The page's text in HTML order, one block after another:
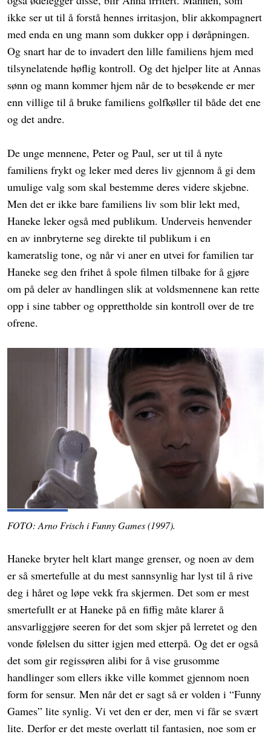
ikke ser ut til å forstå hennes irritasjon, blir akkompagnert
med enda en ung mann som dukker opp i døråpningen.
Og snart har de to invadert den lille familiens hjem med
tilsynelatende høflig kontroll. Og det hjelper lite at Annas
sønn og mann kommer hjem når de to besøkende er mer
enn villige til å bruke familiens golfkøller til både det ene
og det andre.
De unge mennene, Peter og Paul, ser ut til å nyte
familiens frykt og leker med deres liv gjennom å gi dem
umulige valg som skal bestemme deres videre skjebne.
Men det er ikke bare familiens liv som blir lekt med,
Haneke leker også med publikum. Underveis henvender
en av innbryterne seg direkte til publikum i en
kameratslig tone, og når vi aner en utvei for familien tar
Haneke seg den frihet å spole filmen tilbake for å gjøre
om på deler av handlingen slik at voldsmennene kan rette
opp i sine tabber og opprettholde sin kontroll over de tre
ofrene.
FOTO: Arno Frisch i Funny Games (1997).
Haneke bryter helt klart mange grenser, og noen av dem
er så smertefulle at du mest sannsynlig har lyst til å rive
deg i håret og løpe vekk fra skjermen. Det som er mest
smertefullt er at Haneke på en fiffig måte klarer å
ansvarliggjøre seeren for det som skjer på lerretet og den
vonde følelsen du sitter igjen med etterpå. Og det er også
det som gir regissøren alibi for å vise grusomme
handlinger som ellers ikke ville kommet gjennom noen
form for sensur. Men når det er sagt så er volden i “Funny
Games” lite synlig. Vi vet den er der, men vi får se svært
lite. Derfor er det meste overlatt til fantasien, noe som er